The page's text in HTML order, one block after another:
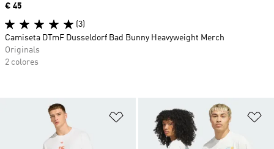
Añadir a la lista de deseos
Precio
€ 45
(3)
Camiseta DTmF Dusseldorf Bad Bunny Heavyweight Merch
Originals
2 colores